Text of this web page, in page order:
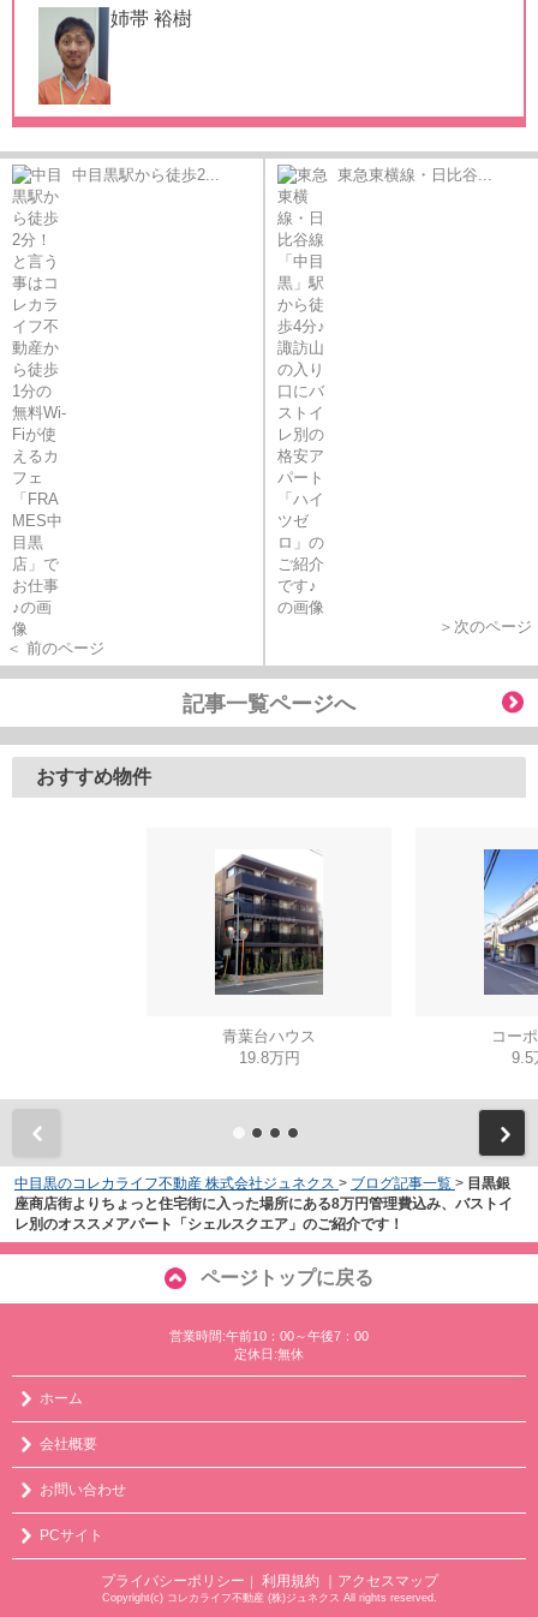
姉帯 裕樹
中目黒駅から徒歩2...
＜ 前のページ
東急東横線・日比谷...
＞次のページ
記事一覧ページへ
おすすめ物件
青葉台ハウス
19.8万円
コー
9.5
中目黒のコレカライフ不動産 株式会社ジュネクス > ブログ記事一覧 > 目黒銀
座商店街よりちょっと住宅街に入った場所にある8万円管理費込み、バストイ
レ別のオススメアパート「シェルスクエア」のご紹介です！
ページトップに戻る
営業時間:午前10：00～午後7：00
定休日:無休
ホーム
会社概要
お問い合わせ
PCサイト
プライバシーポリシー ｜ 利用規約 ｜アクセスマップ
Copyright(c) コレカライフ不動産 (株)ジュネクス All rights reserved.